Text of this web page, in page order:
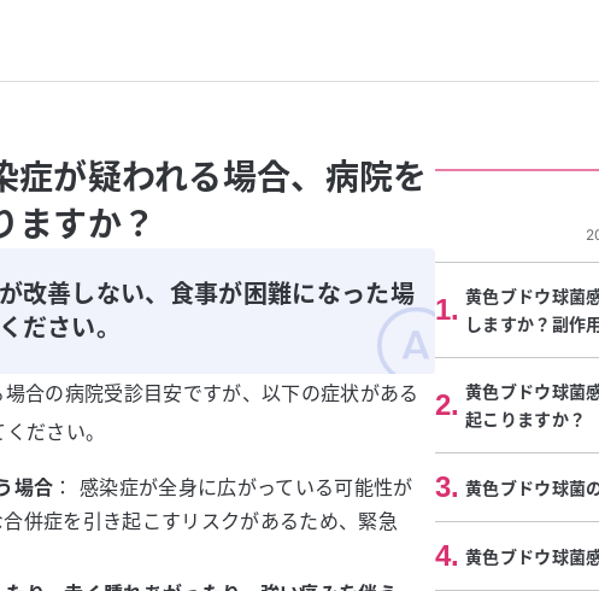
症が疑われる場合、病院を
ますか？
改善しない、食事が困難になった場
ださい。
合の病院受診目安ですが、以下の症状がある
ださい。
場合 ： 感染症が全身に広がっている可能性が
併症を引き起こすリスクがあるため、緊急
1. 黄色ブドウ球菌
しますか？副作
2. 黄色ブドウ球菌
起こりますか？
3. 黄色ブドウ球菌
4. 黄色ブドウ球菌